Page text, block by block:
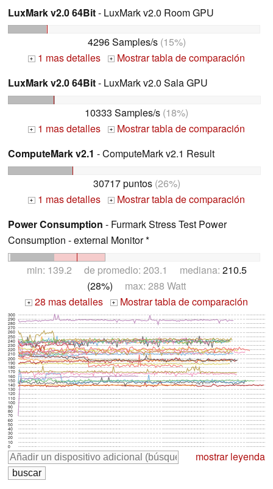
LuxMark v2.0 64Bit- LuxMark v2.0 Room GPU
4296 Samples/s(15%)
+ 1 mas detalles +
Mostrar tabla de comparación
LuxMark v2.0 64Bit- LuxMark v2.0 Sala GPU
10333 Samples/s (18%)
+ 1 mas detalles +
Mostrar tabla de comparación
ComputeMark v2.1 - ComputeMark v2.1 Result
30717 puntos(26%)
+ 1 mas detalles +
Mostrar tabla de comparación
Power Consumption - Furmark Stress Test Power
Consumption - external Monitor *
min: 139.2 de promedio: 203.1 mediana: 210.5
(28%) max: 288 Watt
+ 28 mas detalles + Mostrar tabla de comparación
0
10
20
30
40
50
60
70
80
90
100
110
120
130
140
150
160
170
180
190
200
210
220
230
240
250
260
270
280
290
300
mostrar leyenda